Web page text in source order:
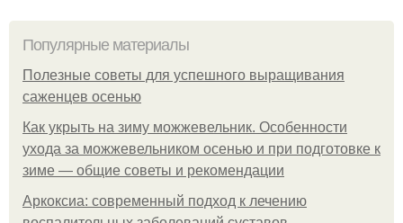
Популярные материалы
Полезные советы для успешного выращивания
саженцев осенью
Как укрыть на зиму можжевельник. Особенности
ухода за можжевельником осенью и при подготовке к
зиме — общие советы и рекомендации
Аркоксиа: современный подход к лечению